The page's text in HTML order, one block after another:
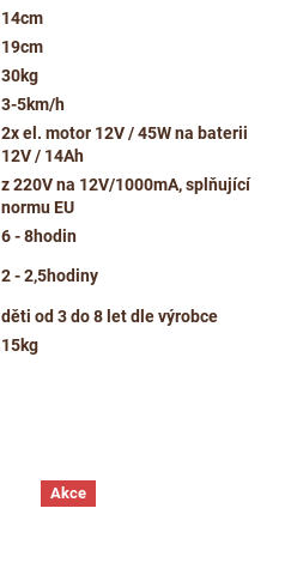
Akce
14cm
19cm
30kg
3-5km/h
2x el. motor 12V / 45W na baterii
12V / 14Ah
z 220V na 12V/1000mA, splňující
normu EU
6 - 8hodin
2 - 2,5hodiny
děti od 3 do 8 let dle výrobce
15kg